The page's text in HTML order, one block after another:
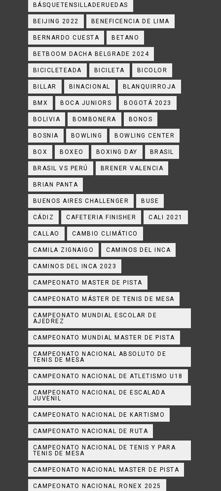
BÁSQUETENSILLADERUEDAS
BEIJING 2022 BENEFICENCIA DE LIMA
BERNARDO CUESTA BETANO
BETBOOM DACHA BELGRADE 2024
BICICLETEADA BICILETA BICOLOR
BILLAR BINACIONAL BLANQUIRROJA
BMX BOCA JUNIORS BOGOTÁ 2023
BOLIVIA BOMBONERA BONOS
BOSNIA BOWLING BOWLING CENTER
BOX BOXEO BOXING DAY BRASIL
BRASIL VS PERÚ BRENER VALENCIA
BRIAN PANTA
BUENOS AIRES CHALLENGER BUSE
CÁDIZ CAFETERIA FINISHER CALI 2021
CALLAO CAMBIO CLIMÁTICO
CAMILA ZIGNAIGO CAMINOS DEL INCA
CAMINOS DEL INCA 2023
CAMPEONATO MASTER DE PISTA
CAMPEONATO MÁSTER DE TENIS DE MESA
CAMPEONATO MUNDIAL ESCOLAR DE
AJEDREZ
CAMPEONATO MUNDIAL MASTER DE PISTA
CAMPEONATO NACIONAL ABSOLUTO DE
TENIS DE MESA
CAMPEONATO NACIONAL DE ATLETISMO U18
CAMPEONATO NACIONAL DE ESCALADA
JUVENIL
CAMPEONATO NACIONAL DE KARTISMO
CAMPEONATO NACIONAL DE RUTA
CAMPEONATO NACIONAL DE TENIS Y PARA
TENIS DE MESA
CAMPEONATO NACIONAL MASTER DE PISTA
CAMPEONATO NACIONAL RONEX 2025